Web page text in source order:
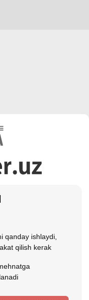
qanday ishlaydi,
qilish kerak